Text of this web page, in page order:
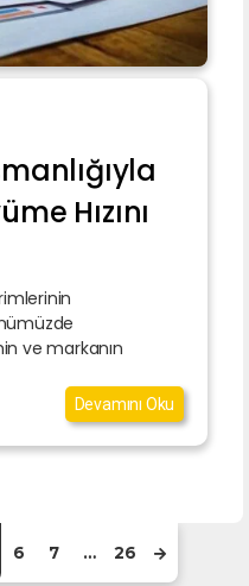
Hızını
ve markanın
Devamını Oku
6 7 … 26